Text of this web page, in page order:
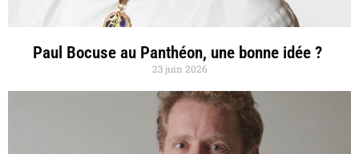
Paul Bocuse au Panthéon, une bonne idée ?
23 juin 2026